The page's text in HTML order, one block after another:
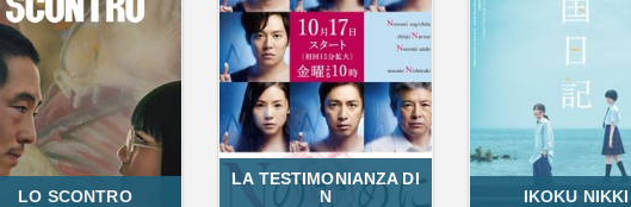
LO SCONTRO
LA TESTIMONIANZA DI
N
IKOKU NIKKI